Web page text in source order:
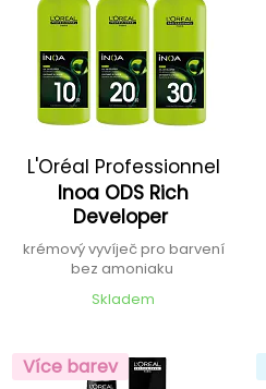
L'Oréal Professionnel
Inoa ODS Rich
Developer
krémový vyvíječ pro barvení
bez amoniaku
Skladem
Více barev